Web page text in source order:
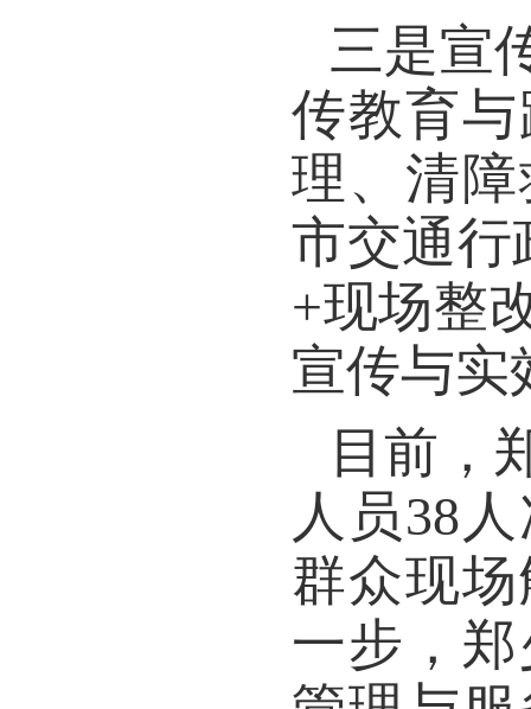
三是宣
传教育
理、清
市交通行
+现场整
宣传与实
目前，
人员38
群众现
一步，